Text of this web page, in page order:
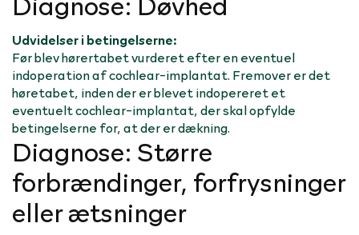
Udvidelser i betingelserne:
Før blev hørertabet vurderet efter en eventuel
indoperation af cochlear-implantat. Fremover er det
høretabet, inden der er blevet indopereret et
eventuelt cochlear-implantat, der skal opfylde
betingelserne for, at der er dækning.
Diagnose: Større
forbrændinger, forfrysninger
eller ætsninger